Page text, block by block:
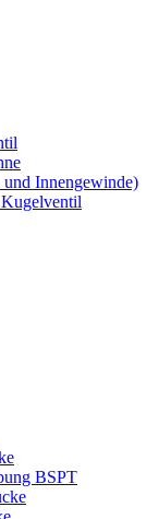
Innengewinde)
BSPT